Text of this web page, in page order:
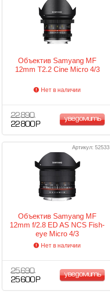
Объектив Samyang MF
12mm T2.2 Cine Micro 4/3
Нет в наличии
22 890
22 800 Р
уведомить
Артикул: 52533
Объектив Samyang MF
12mm f/2.8 ED AS NCS Fish-
eye Micro 4/3
Нет в наличии
25 690
25 600 Р
уведомить